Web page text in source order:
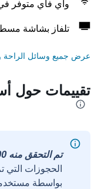
واي فاي متوفر
تلفاز بشاشة
عرض جميع وسائل الراحة
تقييمات حول
تم التحقق منه 100%
الحجوزات التي